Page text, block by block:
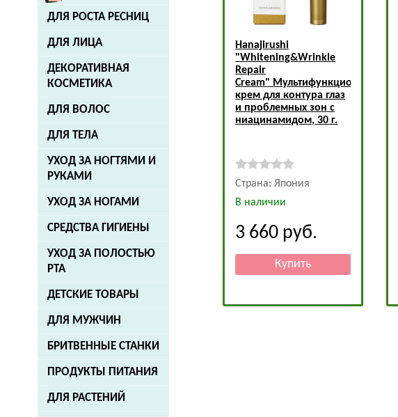
ДЛЯ РОСТА РЕСНИЦ
ДЛЯ ЛИЦА
ДЕКОРАТИВНАЯ
КОСМЕТИКА
ДЛЯ ВОЛОС
ДЛЯ ТЕЛА
УХОД ЗА НОГТЯМИ И
РУКАМИ
УХОД ЗА НОГАМИ
СРЕДСТВА ГИГИЕНЫ
УХОД ЗА ПОЛОСТЬЮ
РТА
ДЕТСКИЕ ТОВАРЫ
ДЛЯ МУЖЧИН
БРИТВЕННЫЕ СТАНКИ
ПРОДУКТЫ ПИТАНИЯ
ДЛЯ РАСТЕНИЙ
Hanajirushi
"Whitening&Wrinkle
Repair
Cream" Мультифункциональный
крем для контура глаз
и проблемных зон с
ниацинамидом, 30 г.
Страна: Япония
В наличии
3 660 руб.